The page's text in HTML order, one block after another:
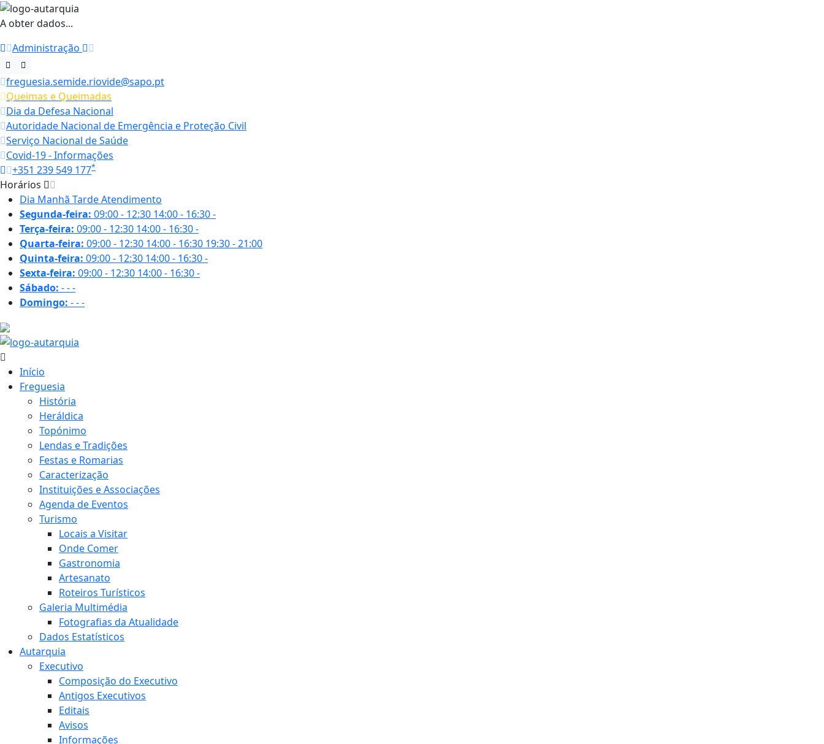
A obter dados...
Administração
freguesia.semide.riovide@sapo.pt
Queimas e Queimadas
Dia da Defesa Nacional
Autoridade Nacional de Emergência e Proteção Civil
Serviço Nacional de Saúde
Covid-19 - Informações
+351 239 549 177*
Horários
Dia Manhã TardeAtendimento
Segunda-feira: 09:00 - 12:30 14:00 - 16:30-
Terça-feira: 09:00 - 12:30 14:00 - 16:30-
Quarta-feira: 09:00 - 12:30 14:00 - 16:30 19:30 - 21:00
Quinta-feira: 09:00 - 12:30 14:00 - 16:30-
Sexta-feira: 09:00 - 12:30 14:00 - 16:30-
Sábado: ---
Domingo: ---
Início
Freguesia
História
Heráldica
Topónimo
Lendas e Tradições
Festas e Romarias
Caracterização
Instituições e Associações
Agenda de Eventos
Turismo
Locais a Visitar
Onde Comer
Gastronomia
Artesanato
Roteiros Turísticos
Galeria Multimédia
Fotografias da Atualidade
Dados Estatísticos
Autarquia
Executivo
Composição do Executivo
Antigos Executivos
Editais
Avisos
Informações